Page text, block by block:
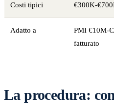
Costi tipici €300K-
Adatto a
PMI €10M-
fatturato
La procedura: